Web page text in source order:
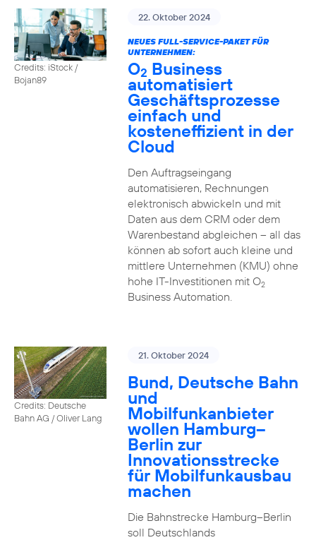
Credits: iStock /
Bojan89
22. Oktober 2024
NEUES FULL-SERVICE-PAKET FÜR
UNTERNEHMEN:
O2 Business
automatisiert
Geschäftsprozesse
einfach und
kosteneffizient in der
Cloud
Den Auftragseingang
automatisieren, Rechnungen
elektronisch abwickeln und mit
Daten aus dem CRM oder dem
Warenbestand abgleichen – all das
können ab sofort auch kleine und
mittlere Unternehmen (KMU) ohne
hohe IT-Investitionen mit O2
Business Automation.
Credits: Deutsche
Bahn AG / Oliver Lang
21. Oktober 2024
Bund, Deutsche Bahn
und
Mobilfunkanbieter
wollen Hamburg–
Berlin zur
Innovationsstrecke
für Mobilfunkausbau
machen
Die Bahnstrecke Hamburg–Berlin
soll Deutschlands